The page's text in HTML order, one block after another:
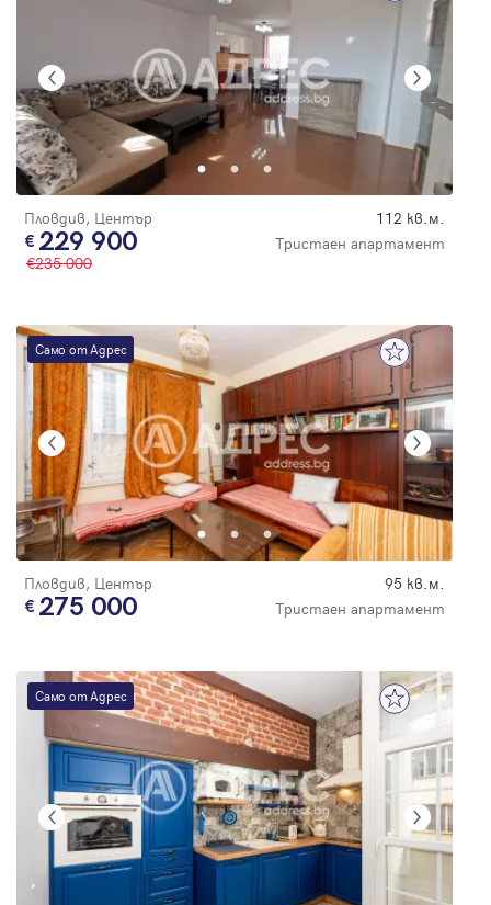
Пловдив, Център 112 кв.м.
229 900
Тристаен апартамент
235 000
Само от Адрес
Пловдив, Център 95 кв.м.
275 000 Тристаен апартамент
Само от Адрес